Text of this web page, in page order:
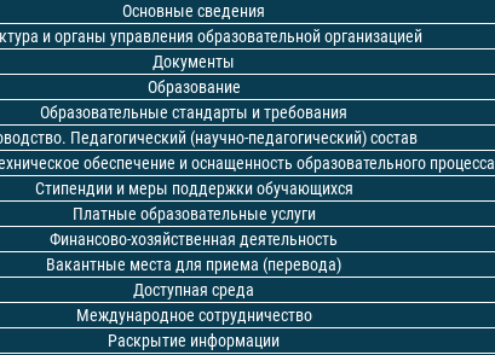
Основные сведения
и органы управления образовательной организацией
Документы
Образование
Образовательные стандарты и требования
Педагогический (научно-педагогический) состав
обеспечение и оснащенность образовательного процесса
Стипендии и меры поддержки обучающихся
Платные образовательные услуги
Финансово-хозяйственная деятельность
Вакантные места для приема (перевода)
Доступная среда
Международное сотрудничество
Раскрытие информации